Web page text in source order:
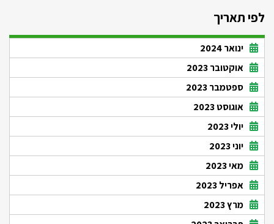
לפי תאריך
ינואר 2024
אוקטובר 2023
ספטמבר 2023
אוגוסט 2023
יולי 2023
יוני 2023
מאי 2023
אפריל 2023
מרץ 2023